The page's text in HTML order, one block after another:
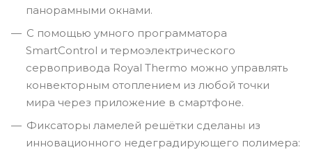
панорамными окнами.
C помощью умного программатора
SmartControl и термоэлектрического
сервопривода Royal Thermo можно управлять
конвекторным отоплением из любой точки
мира через приложение в смартфоне.
Фиксаторы ламелей решётки сделаны из
инновационного недеградирующего полимера: